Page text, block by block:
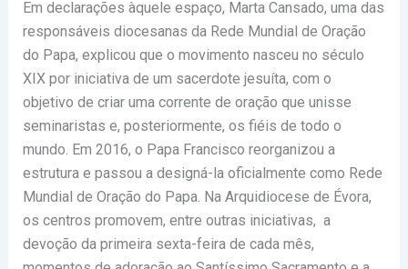
Em declarações àquele espaço, Marta Cansado, uma das
responsáveis diocesanas da Rede Mundial de Oração
do Papa, explicou que o movimento nasceu no século
XIX por iniciativa de um sacerdote jesuíta, com o
objetivo de criar uma corrente de oração que unisse
seminaristas e, posteriormente, os fiéis de todo o
mundo. Em 2016, o Papa Francisco reorganizou a
estrutura e passou a designá-la oficialmente como Rede
Mundial de Oração do Papa. Na Arquidiocese de Évora,
os centros promovem, entre outras iniciativas, a
devoção da primeira sexta-feira de cada mês,